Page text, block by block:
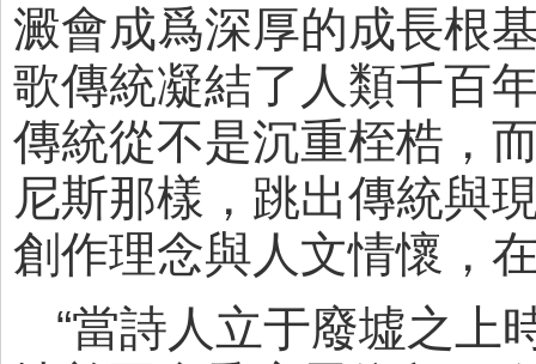
澱會成爲深厚的成長根
歌傳統凝結了人類千百
傳統從不是沉重桎梏，
尼斯那樣，跳出傳統與
創作理念與人文情懷，
“當詩人立于廢墟之上